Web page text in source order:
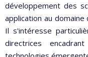
développement des
application au
Il s'intéresse
directrices